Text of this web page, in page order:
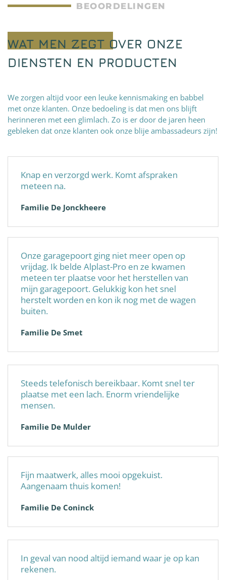
BEOORDELINGEN
WAT MEN ZEGT OVER ONZE
DIENSTEN EN PRODUCTEN
We zorgen altijd voor een leuke kennismaking en babbel
met onze klanten. Onze bedoeling is dat men ons blijft
herinneren met een glimlach. Zo is er door de jaren heen
gebleken dat onze klanten ook onze blije ambassadeurs zijn!
Knap en verzorgd werk. Komt afspraken
meteen na.
Familie De Jonckheere
Onze garagepoort ging niet meer open op
vrijdag. Ik belde Alplast-Pro en ze kwamen
meteen ter plaatse voor het herstellen van
mijn garagepoort. Gelukkig kon het snel
herstelt worden en kon ik nog met de wagen
buiten.
Familie De Smet
Steeds telefonisch bereikbaar. Komt snel ter
plaatse met een lach. Enorm vriendelijke
mensen.
Familie De Mulder
Fijn maatwerk, alles mooi opgekuist.
Aangenaam thuis komen!
Familie De Coninck
In geval van nood altijd iemand waar je op kan
rekenen.